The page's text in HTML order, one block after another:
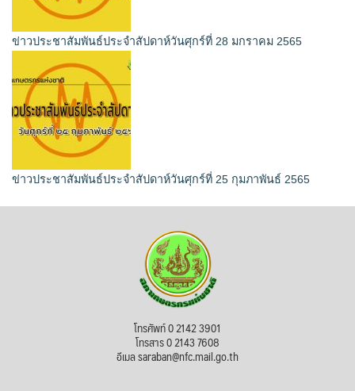
ข่าวประชาสัมพันธ์ประจำสัปดาห์วันศุกร์ที่ 28 มกราคม 2565
ข่าวประชาสัมพันธ์ประจำสัปดาห์วันศุกร์ที่ 25 กุมภาพันธ์ 2565
โทรศัพท์ 0 2142 3901
โทรสาร 0 2143 7608
อีเมล saraban@nfc.mail.go.th